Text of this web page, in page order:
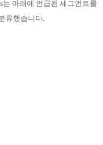
는 아래에 언급된 세그먼트를
류했습니다.